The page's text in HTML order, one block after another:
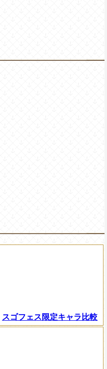
スゴフェス限定キャラ比較